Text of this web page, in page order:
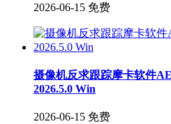
2026-06-15 免费
摄像机反求跟踪摩卡软件
2026.5.0 Win
2026-06-15 免费